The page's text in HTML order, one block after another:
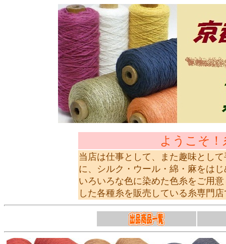
ようこそ
当店は仕事として、また趣味とし
に、シルク・ウール・綿・麻をは
いろいろな色に染めた色糸をご用
した各種糸を販売している糸専門